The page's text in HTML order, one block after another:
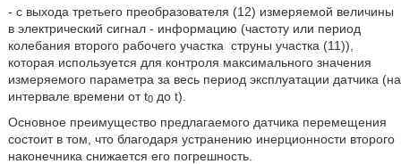
- с выхода третьего преобразователя (12) измеряемой величины
в электрический сигнал - информацию (частоту или период
колебания второго рабочего участка струны участка (11)),
которая используется для контроля максимального значения
измеряемого параметра за весь период эксплуатации датчика (на
интервале времени от t0до t).
Основное преимущество предлагаемого датчика перемещения
состоит в том, что благодаря устранению инерционности второго
наконечника снижается его погрешность.